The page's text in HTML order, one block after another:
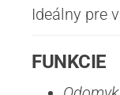
Ideálny pre
FUNKCIE